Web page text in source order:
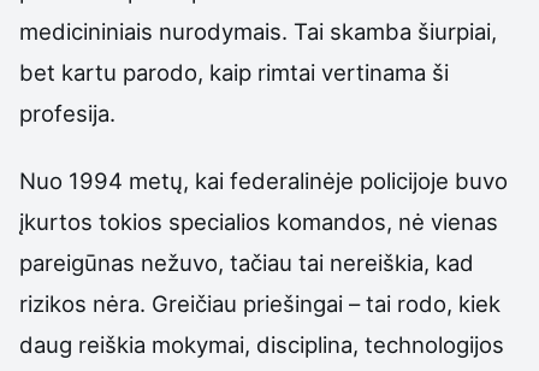
medicininiais nurodymais. Tai skamba šiurpiai,
bet kartu parodo, kaip rimtai vertinama ši
profesija.
Nuo 1994 metų, kai federalinėje policijoje buvo
įkurtos tokios specialios komandos, nė vienas
pareigūnas nežuvo, tačiau tai nereiškia, kad
rizikos nėra. Greičiau priešingai – tai rodo, kiek
daug reiškia mokymai, disciplina, technologijos